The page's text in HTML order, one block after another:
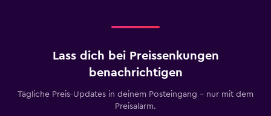
Lass dich bei Preissenkungen
benachrichtigen
Tägliche Preis-Updates in deinem Posteingang – nur mit dem
Preisalarm.